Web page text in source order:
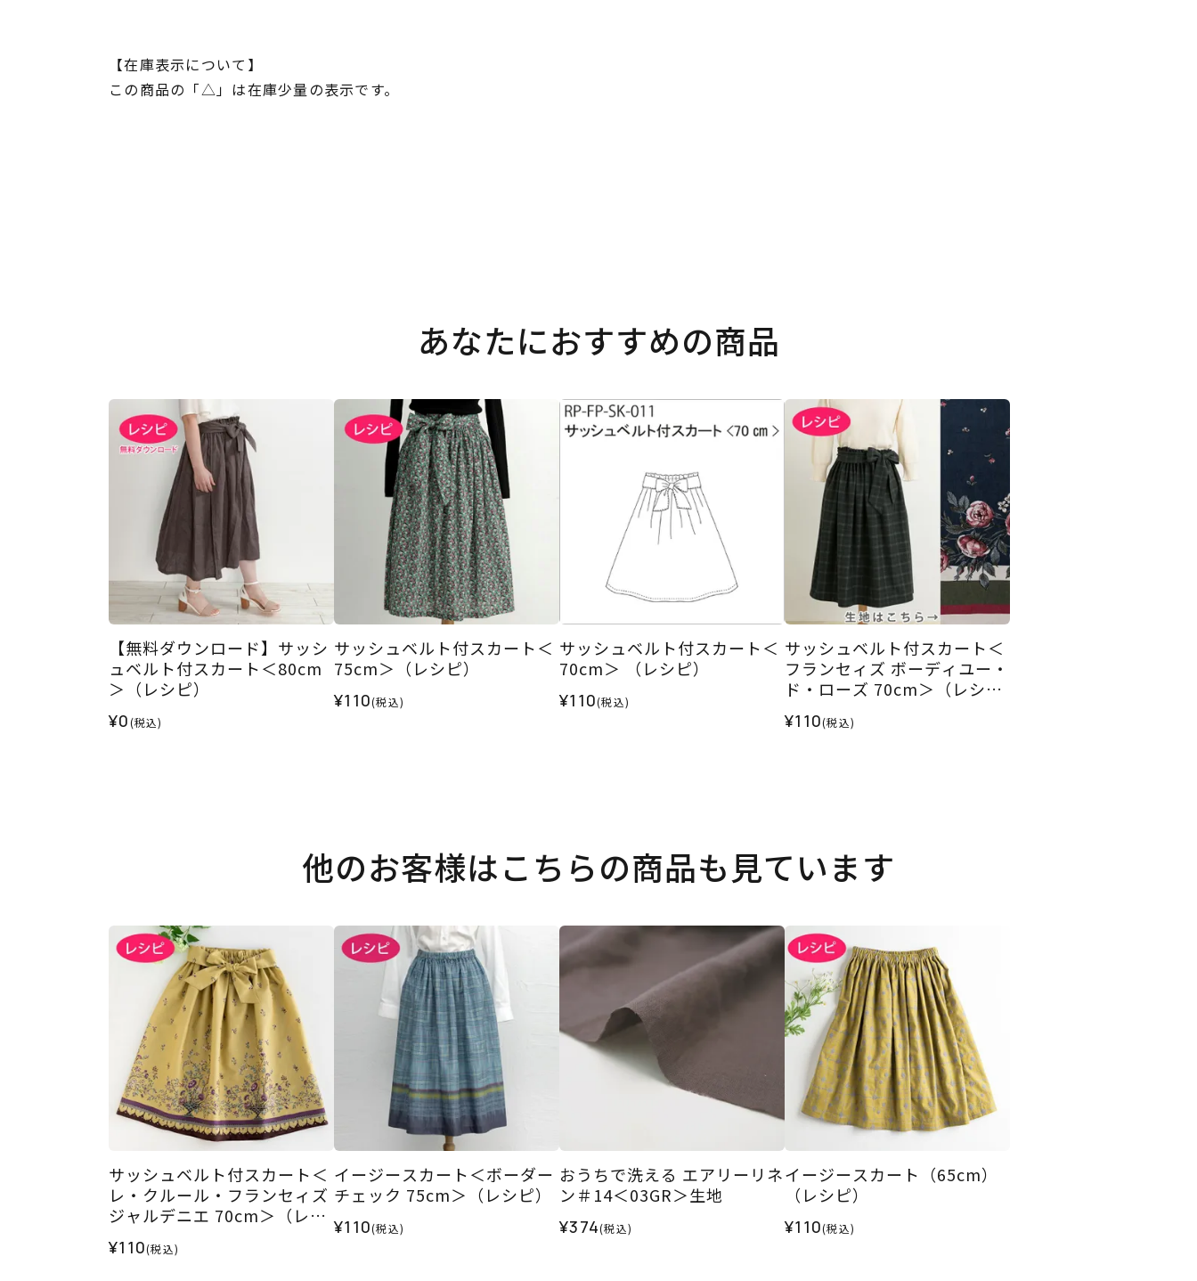
【在庫表示について】
この商品の「△」は在庫少量の表示です。
あなたにおすすめの商品
【無料ダウンロード】サッシ
ュベルト付スカート＜80cm
＞（レシピ）
¥0(税込)
サッシュベルト付スカート＜
75cm＞（レシピ）
¥110(税込)
サッシュベルト付スカート＜
70cm＞ （レシピ）
¥110(税込)
サッシュベルト付スカート＜
フランセィズ ボーディユー・
ド・ローズ 70cm＞（レシ
¥110(税込)
他のお客様はこちらの商品も見ています
サッシュベルト付スカート＜
レ・クルール・フランセィズ
ジャルデニエ 70cm＞（レシ
¥110(税込)
イージースカート＜ボーダー
チェック 75cm＞（レシピ）
¥110(税込)
おうちで洗える エアリーリネ
ン＃14＜03GR＞生地
¥374(税込)
イージースカート（65cm）
（レシピ）
¥110(税込)